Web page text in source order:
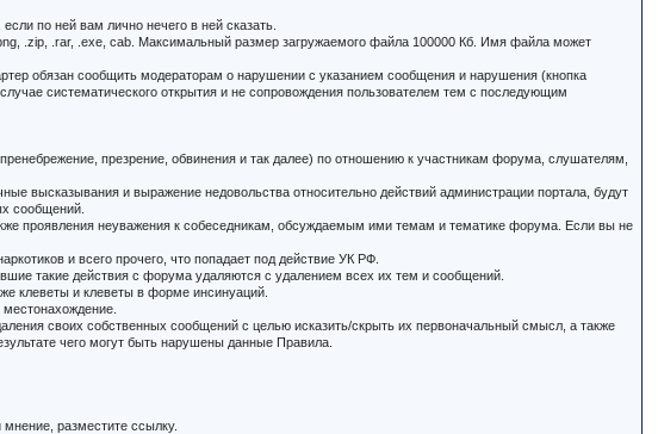
по ней вам лично нечего в ней сказать.
.zip, .rar, .exe, cab. Максимальный размер загружаемого файла 100000 Кб. Имя файла может
обязан сообщить модераторам о нарушении с указанием сообщения и нарушения (кнопка
систематического открытия и не сопровождения пользователем тем с последующим
презрение, обвинения и так далее) по отношению к участникам форума, слушателям,
высказывания и выражение недовольства относительно действий администрации портала, будут
сообщений.
проявления неуважения к собеседникам, обсуждаемым ими темам и тематике форума. Если вы не
и всего прочего, что попадает под действие УК РФ.
такие действия с форума удаляются с удалением всех их тем и сообщений.
клеветы и клеветы в форме инсинуаций.
своих собственных сообщений с целью исказить/скрыть их первоначальный смысл, а также
чего могут быть нарушены данные Правила.
разместите ссылку.